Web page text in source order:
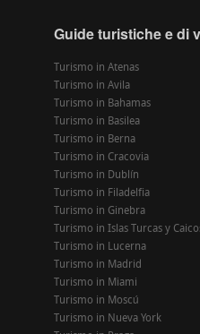
Guide turistiche e di
Turismo in Atenas
Turismo in Avila
Turismo in Bahamas
Turismo in Basilea
Turismo in Berna
Turismo in Cracovia
Turismo in Dublín
Turismo in Filadelfia
Turismo in Ginebra
Turismo in Islas Turcas y
Turismo in Lucerna
Turismo in Madrid
Turismo in Miami
Turismo in Moscú
Turismo in Nueva York